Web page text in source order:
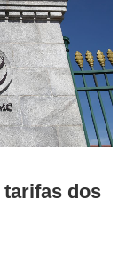
dos